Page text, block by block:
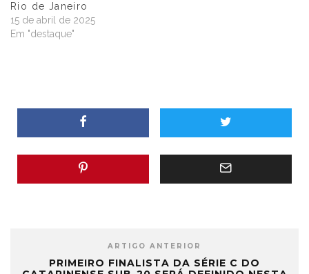
Rio de Janeiro
15 de abril de 2025
Em "destaque"
ARTIGO ANTERIOR
PRIMEIRO FINALISTA DA SÉRIE C DO